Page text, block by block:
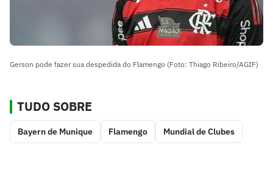
Gerson pode fazer sua despedida do Flamengo (Foto: Thiago Ribeiro/AGIF)
TUDO SOBRE
Bayern de Munique Flamengo Mundial de Clubes